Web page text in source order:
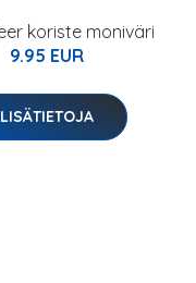
koriste moniväri
9.95 EUR
LISÄTIETOJA